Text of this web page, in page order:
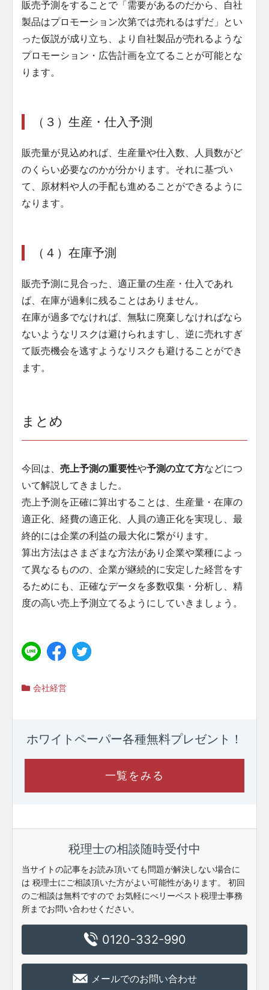
販売予測をすることで「需要があるのだから、自社
製品はプロモーション次第では売れるはずだ」とい
った仮説が成り立ち、より自社製品が売れるような
プロモーション・広告計画を立てることが可能とな
ります。
（３）生産・仕入予測
販売量が見込めれば、生産量や仕入数、人員数がど
のくらい必要なのかが分かります。それに基づい
て、原材料や人の手配も進めることができるように
なります。
（４）在庫予測
販売予測に見合った、適正量の生産・仕入であれ
ば、在庫が過剰に残ることはありません。
在庫が過多でなければ、無駄に廃棄しなければなら
ないようなリスクは避けられますし、逆に売れすぎ
て販売機会を逃すようなリスクも避けることができ
ます。
まとめ
今回は、 売上予測の重要性や予測の立て方などにつ
いて解説してきました。
売上予測を正確に算出することは、生産量・在庫の
適正化、経費の適正化、人員の適正化を実現し、最
終的には企業の利益の最大化に繋がります。
算出方法はさまざまな方法があり企業や業種によっ
て異なるものの、企業が継続的に安定した経営をす
るためにも、正確なデータを多数収集・分析し、精
度の高い売上予測立てるようにしていきましょう。
会社経営
ホワイトペーパー各種無料プレゼント！
一覧をみる
税理士の相談随時受付中
当サイトの記事をお読み頂いても問題が解決しない場合に
は 税理士にご相談頂いた方がよい可能性があります。
初回
のご相談は無料ですので お気軽にべリーベスト税理士事務
所までお問い合わせください。
0120-332-990
メールでのお問い合わせ